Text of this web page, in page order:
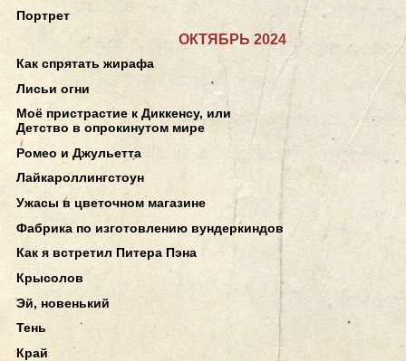
Портрет
ОКТЯБРЬ 2024
Как спрятать жирафа
Лисьи огни
Моё пристрастие к Диккенсу, или
Детство в опрокинутом мире
Ромео и Джульетта
Лайкароллингстоун
Ужасы в цветочном магазине
Фабрика по изготовлению вундеркиндов
Как я встретил Питера Пэна
Крысолов
Эй, новенький
Тень
Край